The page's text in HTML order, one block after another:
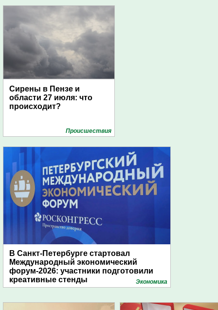
Сирены в Пензе и
области 27 июля: что
происходит?
Проиcшествия
В Санкт-Петербурге стартовал
Международный экономический
форум-2026: участники подготовили
креативные стенды
Экономика